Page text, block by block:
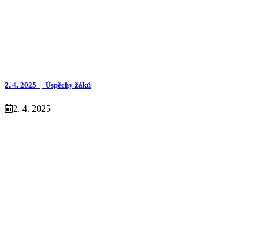
2. 4. 2025 | Úspěchy žáků
2. 4. 2025